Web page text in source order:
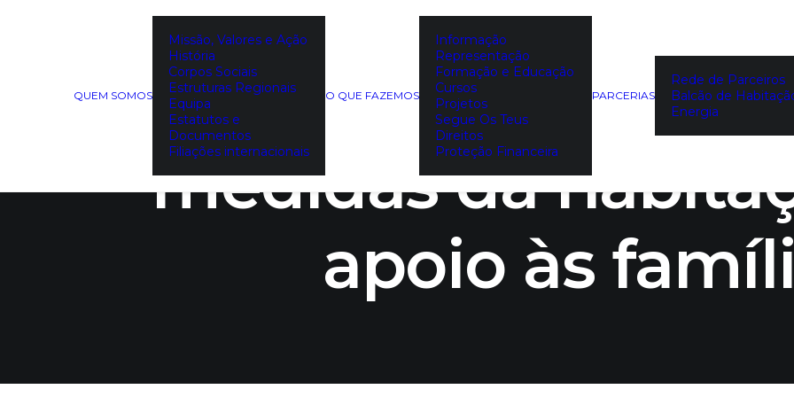
QUEM SOMOS
Missão, Valores e Ação
História
Corpos Sociais
Estruturas Regionais
Equipa
Estatutos e
Documentos
Filiações internacionais
O QUE FAZEMOS
Informação
Representação
Formação e Educação
Cursos
Projetos
Segue Os Teus
Direitos
Proteção Financeira
PARCERIAS
Rede de Parceiros
Balcão de
Energia
DECO informa sobre
medidas da
apoio às